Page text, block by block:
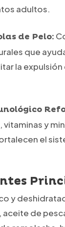
adultos.
de Pelo:
que
la expulsión
y
el
y
aceite de